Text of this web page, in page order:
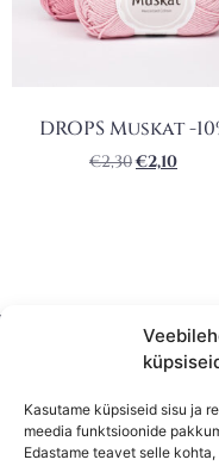
Kasutame küpsiseid sisu ja
meedia funktsioonide
Edastame teavet selle
DROPS Muskat -
€2,30€2,10